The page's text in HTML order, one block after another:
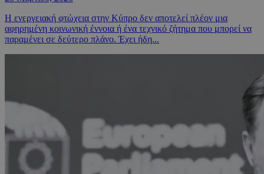
Η ενεργειακή φτώχεια στην Κύπρο δεν αποτελεί πλέον μια
αφηρημένη κοινωνική έννοια ή ένα τεχνικό ζήτημα που μπορεί να
παραμένει σε δεύτερο πλάνο. Έχει ήδη...